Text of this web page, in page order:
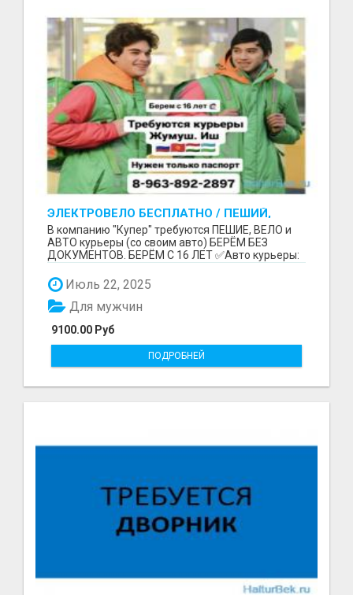
ЭЛЕКТРОВЕЛО БЕСПЛАТНО / ПЕШИЙ,
ВЕЛО, АВТО КУРЬЕРЛЕР / БЕРЕМ БЕЗ
ДОКУМЕНТОВ / ЛЮБОЙ РАЙОН / С 16 ЛЕТ
В компанию "Купер" требуются ПЕШИЕ, ВЕЛО и
АВТО курьеры (со своим авто) БЕРЁМ БЕЗ
ДОКУМЕНТОВ. БЕРЁМ С 16 ЛЕТ ✅Авто курьеры:
Июль 22, 2025
9100.00 Руб
Для мужчин
ПОДРОБНЕЙ